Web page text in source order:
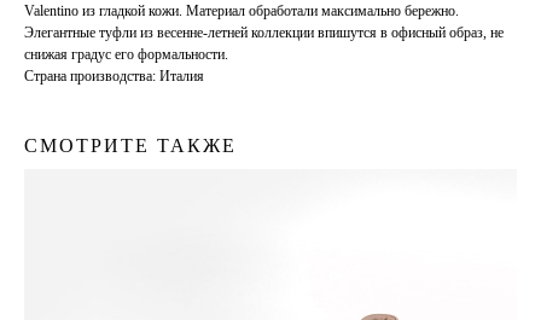
Valentino из гладкой кожи. Материал обработали максимально бережно.
Элегантные туфли из весенне-летней коллекции впишутся в офисный образ, не
снижая градус его формальности.
Страна производства: Италия
СМОТРИТЕ ТАКЖЕ